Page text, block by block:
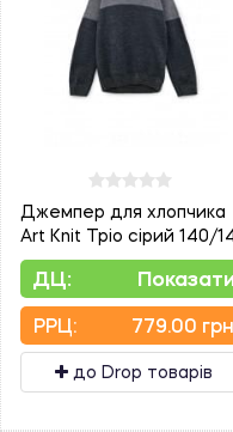
Джемпер для хлопчика
Art Knit Тріо сірий 140/
ДЦ:
PPЦ: 779.00 грн
до Drop товарів